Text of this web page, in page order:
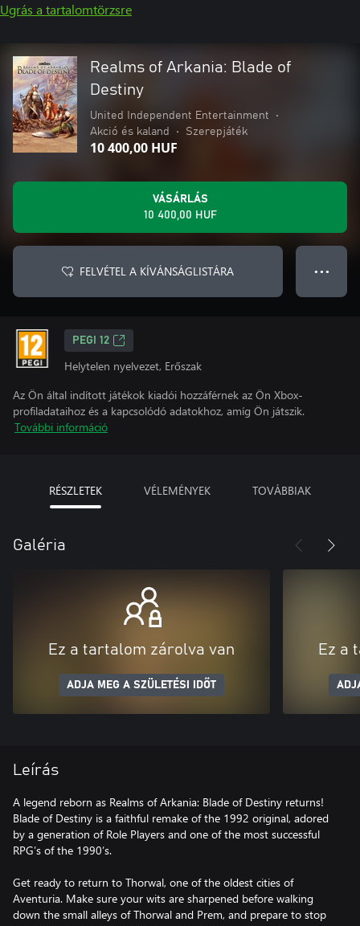
Ugrás a tartalomtörzsre
Realms of Arkania: Blade of
Destiny
United Independent Entertainment
•
Akció és kaland
• Szerepjáték
10 400,00 HUF
VÁSÁRLÁS
10 400,00 HUF
FELVÉTEL A KÍVÁNSÁGLISTÁRA ● ● ●
PEGI 12
Helytelen nyelvezet, Erőszak
Az Ön által indított játékok kiadói hozzáférnek az Ön Xbox-
profiladataihoz és a kapcsolódó adatokhoz, amíg Ön játszik.
További információ
RÉSZLETEK VÉLEMÉNYEK TOVÁBBIAK
Galéria
Ez a tartalom zárolva van
ADJA MEG A SZÜLETÉSI IDŐT
Ez a
Leírás
A legend reborn as Realms of Arkania: Blade of Destiny returns!
Blade of Destiny is a faithful remake of the 1992 original, adored
by a generation of Role Players and one of the most successful
RPG’s of the 1990’s.
Get ready to return to Thorwal, one of the oldest cities of
Aventuria. Make sure your wits are sharpened before walking
down the small alleys of Thorwal and Prem, and prepare to stop